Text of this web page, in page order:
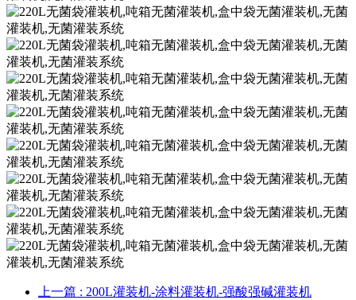
上一篇 : 200L灌装机-涂料灌装机-强酸强碱灌装机